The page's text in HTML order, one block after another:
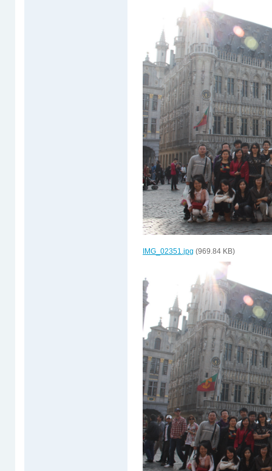
IMG_02351.jpg (969.84 KB)